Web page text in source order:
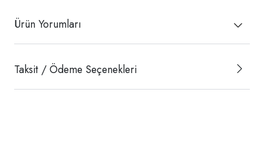
Ürün Yorumları
Taksit / Ödeme Seçenekleri